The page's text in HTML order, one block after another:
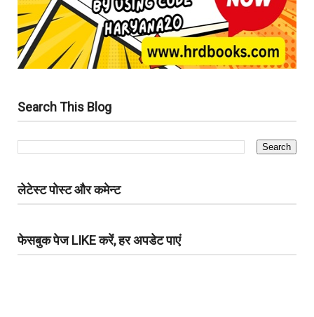
Search This Blog
लेटेस्ट पोस्ट और कमेन्ट
फेसबुक पेज LIKE करें, हर अपडेट पाएं